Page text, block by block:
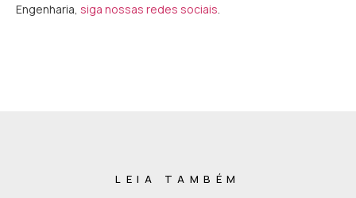
Engenharia, siga nossas redes sociais
LEIA TAMBÉM